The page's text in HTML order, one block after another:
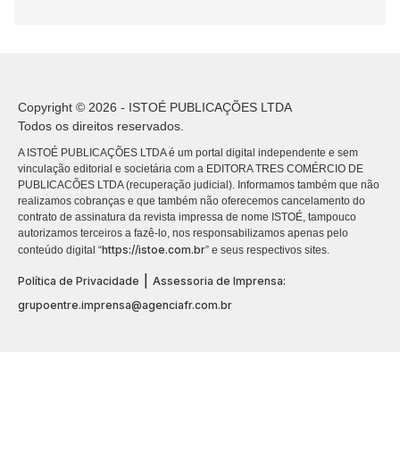
Copyright © 2026 - ISTOÉ PUBLICAÇÕES LTDA
Todos os direitos reservados.
A ISTOÉ PUBLICAÇÕES LTDA é um portal digital independente e sem
vinculação editorial e societária com a EDITORA TRES COMÉRCIO DE
PUBLICACÕES LTDA (recuperação judicial). Informamos também que não
realizamos cobranças e que também não oferecemos cancelamento do
contrato de assinatura da revista impressa de nome ISTOÉ, tampouco
autorizamos terceiros a fazê-lo, nos responsabilizamos apenas pelo
conteúdo digital “https://istoe.com.br” e seus respectivos sites.
Política de Privacidade
Assessoria de Imprensa:
grupoentre.imprensa@agenciafr.com.br